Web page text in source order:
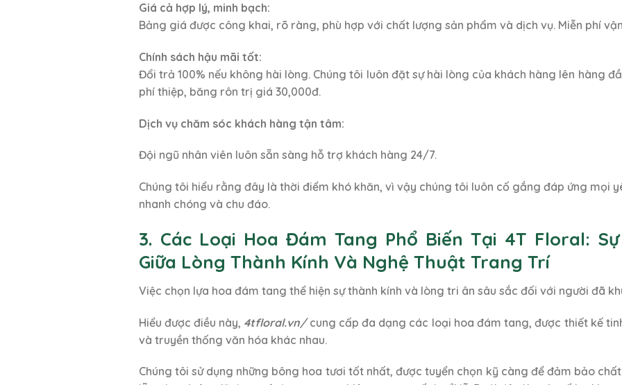
Giá cả hợp lý, minh bạch:
Bảng giá được công khai, rõ ràng, phù hợp với chất lượng sản phẩm và dịch vụ. Miễn phí
Chính sách hậu mãi tốt:
Đổi trả 100% nếu không hài lòng. Chúng tôi luôn đặt sự hài lòng của khách hàng lên hàng
phí thiệp, băng rôn trị giá 30,000đ.
Dịch vụ chăm sóc khách hàng tận tâm:
Đội ngũ nhân viên luôn sẵn sàng hỗ trợ khách hàng 24/7.
Chúng tôi hiểu rằng đây là thời điểm khó khăn, vì vậy chúng tôi luôn cố gắng đáp ứng mọi
nhanh chóng và chu đáo.
3. Các Loại Hoa Đám Tang Phổ Biến Tại 4T Floral:
Giữa Lòng Thành Kính Và Nghệ Thuật Trang Trí
Việc chọn lựa hoa đám tang thể hiện sự thành kính và lòng tri ân sâu sắc đối với người đã
Hiểu được điều này, 4tfloral.vn/cung cấp đa dạng các loại hoa đám tang, được thiết kế
và truyền thống văn hóa khác nhau.
Chúng tôi sử dụng những bông hoa tươi tốt nhất, được tuyển chọn kỹ càng để đảm bảo